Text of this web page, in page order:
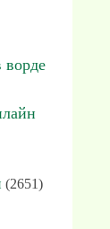
ворде
(2651)